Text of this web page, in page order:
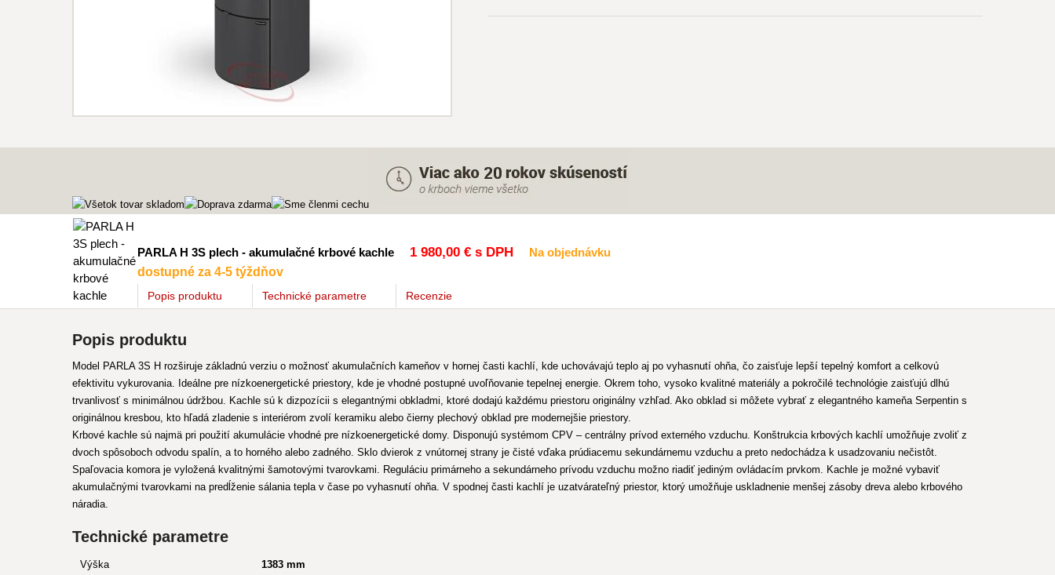
PARLA H 3S plech - akumulačné krbové kachle 1 980,00 € s DPH Na objednávku
dostupné za 4-5 týždňov
Popis produktu Technické parametre Recenzie
Popis produktu
Model PARLA 3S H rozširuje základnú verziu o možnosť akumulačních kameňov v hornej časti kachlí, kde uchovávajú teplo aj po vyhasnutí ohňa, čo zaisťuje lepší tepelný komfort a celkovú
efektivitu vykurovania. Ideálne pre nízkoenergetické priestory, kde je vhodné postupné uvoľňovanie tepelnej energie. Okrem toho, vysoko kvalitné materiály a pokročilé technológie zaisťujú dlhú
trvanlivosť s minimálnou údržbou. Kachle sú k dizpozícii s elegantnými obkladmi, ktoré dodajú každému priestoru originálny vzhľad. Ako obklad si môžete vybrať z elegantného kameňa Serpentin s
originálnou kresbou, kto hľadá zladenie s interiérom zvolí keramiku alebo čierny plechový obklad pre modernejšie priestory.
Krbové kachle sú najmä pri použití akumulácie vhodné pre nízkoenergetické domy. Disponujú systémom CPV – centrálny prívod externého vzduchu. Konštrukcia krbových kachlí umožňuje zvoliť z
dvoch spôsoboch odvodu spalín, a to horného alebo zadného. Sklo dvierok z vnútornej strany je čisté vďaka prúdiacemu sekundárnemu vzduchu a preto nedochádza k usadzovaniu nečistôt.
Spaľovacia komora je vyložená kvalitnými šamotovými tvarovkami. Reguláciu primárneho a sekundárneho prívodu vzduchu možno riadiť jediným ovládacím prvkom. Kachle je možné vybaviť
akumulačnými tvarovkami na predĺženie sálania tepla v čase po vyhasnutí ohňa. V spodnej časti kachlí je uzatvárateľný priestor, ktorý umožňuje uskladnenie menšej zásoby dreva alebo krbového
náradia.
Technické parametre
Výška
1383 mm